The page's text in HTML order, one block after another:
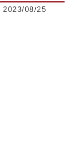
2023/08/25